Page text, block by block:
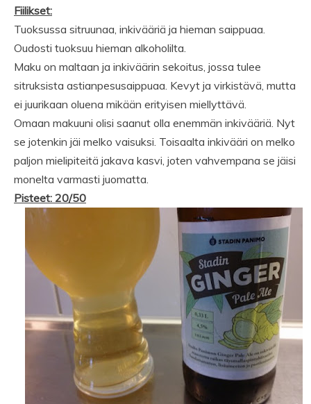
Fiilikset:
Tuoksussa sitruunaa, inkivääriä ja hieman saippuaa.
Oudosti tuoksuu hieman alkoholilta.
Maku on maltaan ja inkiväärin sekoitus, jossa tulee
sitruksista astianpesusaippuaa. Kevyt ja virkistävä, mutta
ei juurikaan oluena mikään erityisen miellyttävä.
Omaan makuuni olisi saanut olla enemmän inkivääriä. Nyt
se jotenkin jäi melko vaisuksi. Toisaalta inkivääri on melko
paljon mielipiteitä jakava kasvi, joten vahvempana se jäisi
monelta varmasti juomatta.
Pisteet: 20/50